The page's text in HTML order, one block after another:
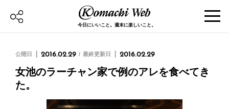
今日にいいこと。週末に楽しいこと。
公開日 2016.02.29 最終更新日 2016.02.29
女池のラーチャン家で例のアレを食べてき
た。